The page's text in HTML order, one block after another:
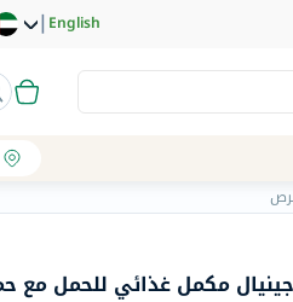
|English
مكمل غذائي للحمل